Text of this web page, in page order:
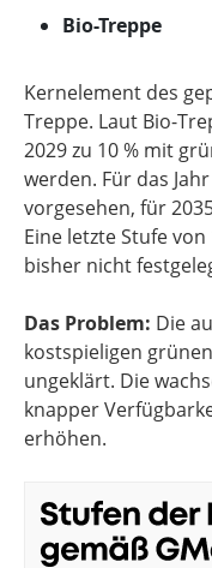
Bio-Treppe
Kernelement des
Treppe. Laut Bio-
2029 zu 10 % mit
werden. Für das
vorgesehen, für
Eine letzte Stufe
bisher nicht
Das Problem: Die
kostspieligen
ungeklärt. Die
knapper
erhöhen.